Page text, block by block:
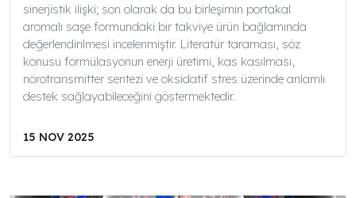
sinerjistik ilişki; son olarak da bu birleşimin portakal
aromalı saşe formundaki bir takviye ürün bağlamında
değerlendirilmesi incelenmiştir. Literatür taraması, söz
konusu formülasyonun enerji üretimi, kas kasılması,
nörotransmitter sentezi ve oksidatif stres üzerinde anlamlı
destek sağlayabileceğini göstermektedir.
15 NOV 2025